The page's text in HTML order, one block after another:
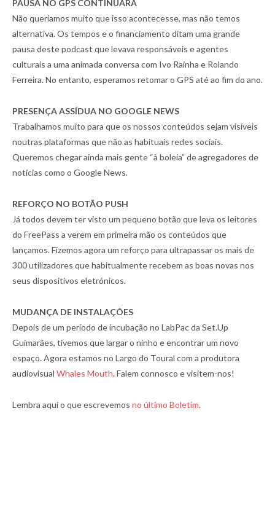
PAUSA NO GPS CONTINUARÁ
Não queríamos muito que isso acontecesse, mas não temos
alternativa. Os tempos e o financiamento ditam uma grande
pausa deste podcast que levava responsáveis e agentes
culturais a uma animada conversa com Ivo Rainha e Rolando
Ferreira. No entanto, esperamos retomar o GPS até ao fim do ano.
PRESENÇA ASSÍDUA NO GOOGLE NEWS
Trabalhamos muito para que os nossos conteúdos sejam visíveis
noutras plataformas que não as habituais redes sociais.
Queremos chegar ainda mais gente “à boleia” de agregadores de
notícias como o Google News.
REFORÇO NO BOTÃO PUSH
Já todos devem ter visto um pequeno botão que leva os leitores
do FreePass a verem em primeira mão os conteúdos que
lançamos. Fizemos agora um reforço para ultrapassar os mais de
300 utilizadores que habitualmente recebem as boas novas nos
seus dispositivos eletrónicos.
MUDANÇA DE INSTALAÇÕES
Depois de um período de incubação no LabPac da Set.Up
Guimarães, tivemos que largar o ninho e encontrar um novo
espaço. Agora estamos no Largo do Toural com a produtora
audiovisual Whales Mouth. Falem connosco e visitem-nos!
Lembra aqui o que escrevemos no último Boletim.